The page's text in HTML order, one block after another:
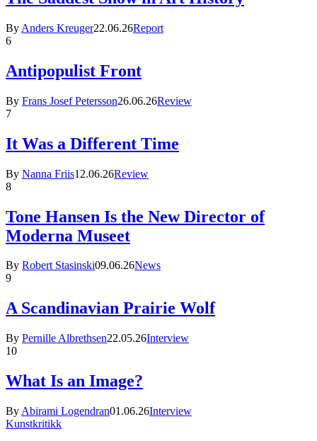
By Anders Kreuger22.06.26Report
6
Antipopulist Front
By Frans Josef Petersson26.06.26Review
7
It Was a Different Time
By Nanna Friis12.06.26Review
8
Tone Hansen Is the New Director of
Moderna Museet
By Robert Stasinski09.06.26News
9
A Scandinavian Prairie Wolf
By Pernille Albrethsen22.05.26Interview
10
What Is an Image?
By Abirami Logendran01.06.26Interview
Kunstkritikk